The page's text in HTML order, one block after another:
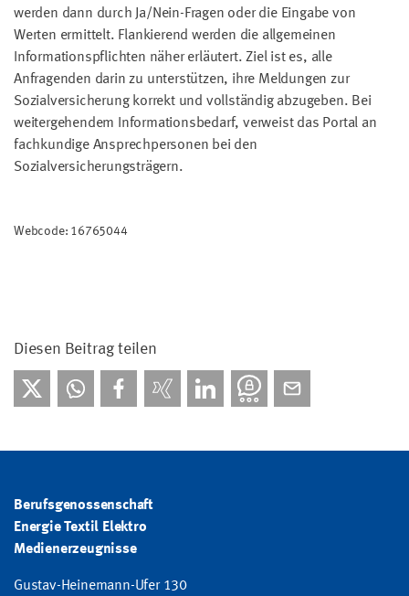
werden dann durch Ja/Nein-Fragen oder die Eingabe von
Werten ermittelt. Flankierend werden die allgemeinen
Informationspflichten näher erläutert. Ziel ist es, alle
Anfragenden darin zu unterstützen, ihre Meldungen zur
Sozialversicherung korrekt und vollständig abzugeben. Bei
weitergehendem Informationsbedarf, verweist das Portal an
fachkundige Ansprechpersonen bei den
Sozialversicherungsträgern.
Webcode: 16765044
Diesen Beitrag teilen
Berufsgenossenschaft
Energie Textil Elektro
Medienerzeugnisse
Gustav-Heinemann-Ufer 130